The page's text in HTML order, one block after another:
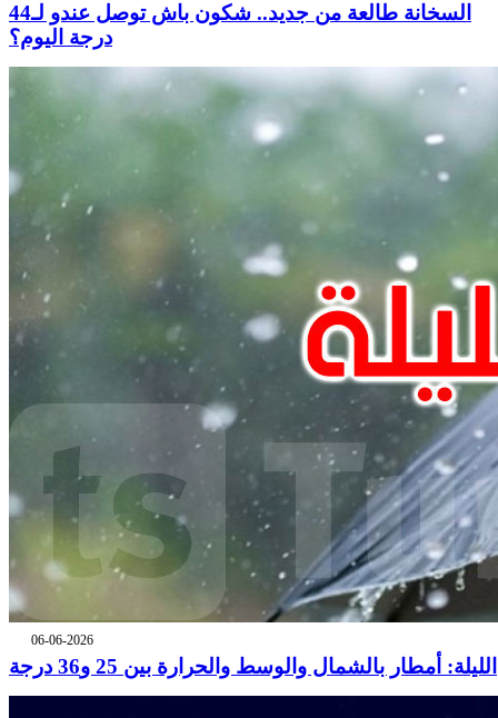
السخانة طالعة من جديد.. شكون باش توصل عندو لـ44
درجة اليوم؟
06-06-2026
الليلة: أمطار بالشمال والوسط والحرارة بين 25 و36 درجة